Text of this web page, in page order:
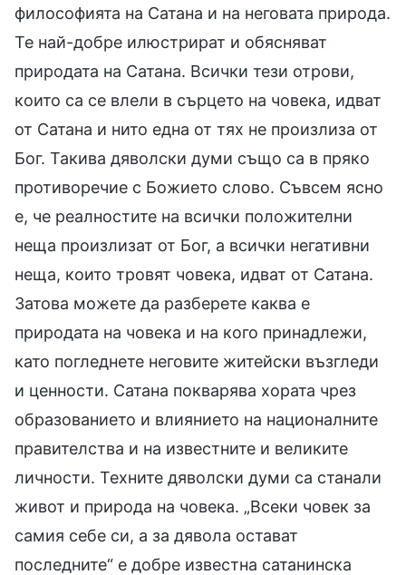
философията на Сатана и на неговата природа.
Те най-добре илюстрират и обясняват
природата на Сатана. Всички тези отрови,
които са се влели в сърцето на човека, идват
от Сатана и нито една от тях не произлиза от
Бог. Такива дяволски думи също са в пряко
противоречие с Божието слово. Съвсем ясно
е, че реалностите на всички положителни
неща произлизат от Бог, а всички негативни
неща, които тровят човека, идват от Сатана.
Затова можете да разберете каква е
природата на човека и на кого принадлежи,
като погледнете неговите житейски възгледи
и ценности. Сатана покварява хората чрез
образованието и влиянието на националните
правителства и на известните и великите
личности. Техните дяволски думи са станали
живот и природа на човека. „Всеки човек за
самия себе си, а за дявола остават
последните“ е добре известна сатанинска